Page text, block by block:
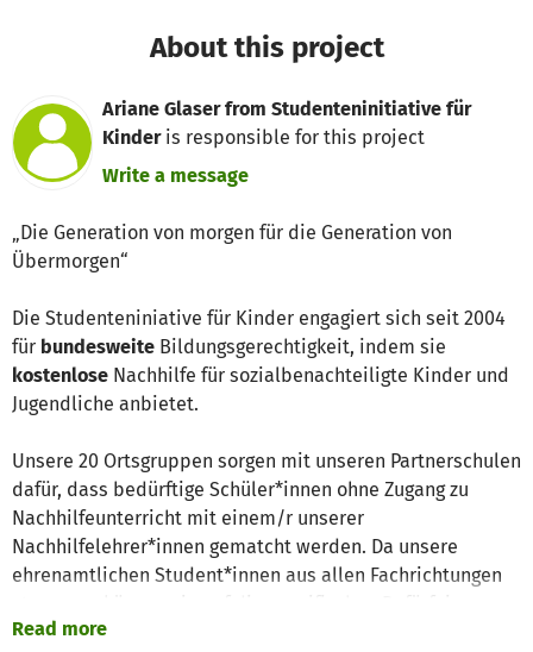
About this project
Ariane Glaser from Studenteninitiative für
Kinderis responsible for this project
Write a message
„Die Generation von morgen für die Generation von
Übermorgen“
Die Studenteniniative für Kinder engagiert sich seit 2004
für bundesweite Bildungsgerechtigkeit, indem sie
kostenlose Nachhilfe für sozialbenachteiligte Kinder und
Jugendliche anbietet.
Unsere 20 Ortsgruppen sorgen mit unseren Partnerschulen
dafür, dass bedürftige Schüler*innen ohne Zugang zu
Nachhilfeunterricht mit einem/r unserer
Nachhilfelehrer*innen gematcht werden. Da unsere
ehrenamtlichen Student*innen aus allen Fachrichtungen
ihrer Schüler*innen eingehen und sie effizient in ihrer
Read more